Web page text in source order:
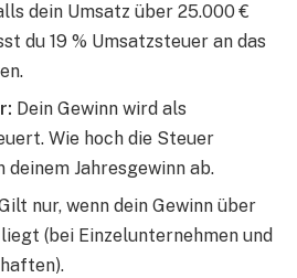
dein Umsatz über 25.000 €
du 19 % Umsatzsteuer an das
Dein Gewinn wird als
Wie hoch die Steuer
Jahresgewinn ab.
nur, wenn dein Gewinn über
(bei Einzelunternehmen und